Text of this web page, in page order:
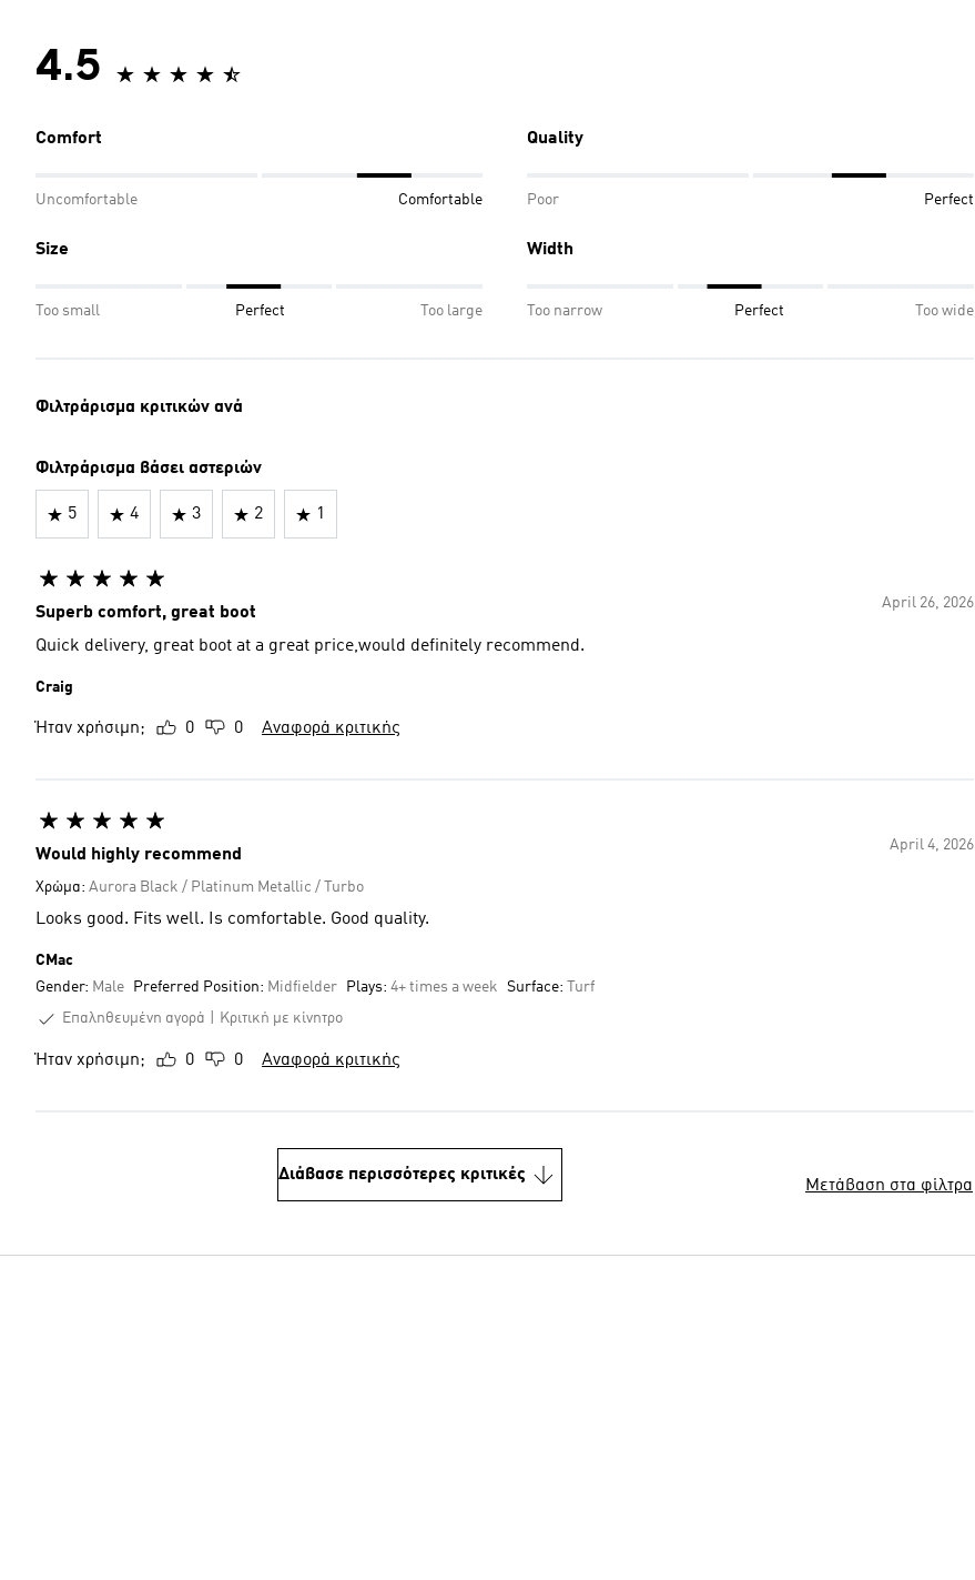
4.5
Comfort
Uncomfortable Comfortable
Quality
Poor Perfect
Size
Too small Perfect Too large
Width
Too narrow Perfect Too wide
Φιλτράρισμα κριτικών ανά
Φιλτράρισμα βάσει αστεριών
5 4 3 2 1
April 26, 2026
Superb comfort, great boot
Quick delivery, great boot at a great price,would definitely recommend.
Craig
Ήταν χρήσιμη; 0 0 Αναφορά κριτικής
April 4, 2026
Would highly recommend
Χρώμα: Aurora Black / Platinum Metallic / Turbo
Looks good. Fits well. Is comfortable. Good quality.
CMac
Gender: Male Preferred Position: Midfielder Plays: 4+ times a week Surface:
Turf
Επαληθευμένη αγορά
Κριτική με κίνητρο
Ήταν χρήσιμη; 0 0 Αναφορά κριτικής
Διάβασε περισσότερες κριτικές
Μετάβαση στα φίλτρα